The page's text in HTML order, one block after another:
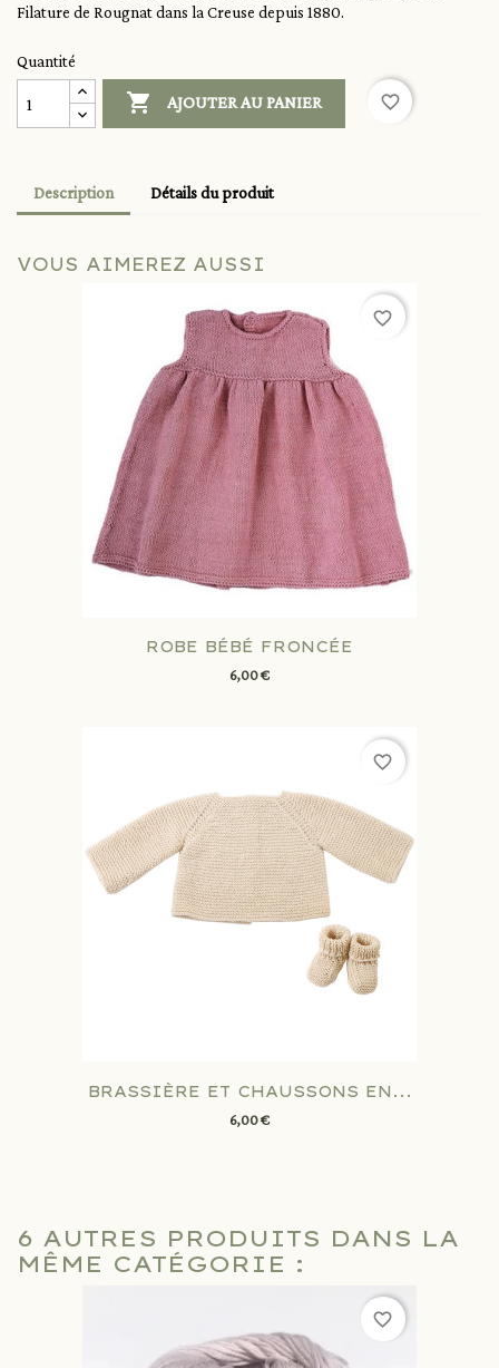
Filature de Rougnat dans la Creuse depuis 1880.
Quantité
 AJOUTER AU PANIER favorite_border
Description Détails du produit
VOUS AIMEREZ AUSSI
ROBE BÉBÉ FRONCÉE
6,00 €
favorite_border
BRASSIÈRE ET CHAUSSONS EN...
6,00 €
favorite_border
6 AUTRES PRODUITS DANS LA
MÊME CATÉGORIE :
favorite_border